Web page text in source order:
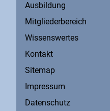
Ausbildung
Mitgliederbereich
Wissenswertes
Kontakt
Sitemap
Impressum
Datenschutz